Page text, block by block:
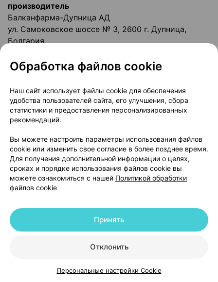
КаталогКорзинаИзбранноеПрофиль
производитель
Балканфарма-Дупница АД
ул. Самоковское шоссе № 3, 2600 г. Дупница,
Болгария.
случаях возникновения претензий следует
обращаться к представителю держателя
регистрационного удостоверения:
Представительство ООО «Actavis International
Limited» (Республика Мальта) в Республике
Беларусь
220030 Республика Беларусь, г. Минск, ул.
Свердлова, д. 2, 2-ой этаж, офисы 132, 135.
Тел.+375 17 388 68 17
Info.Belarus@tevapharm.com
Цены в аптекахМинск
Бенальгин, таблетки ×10
Балканфарма-дупница
без рецепта
Инструкция
Обработка файлов cookie
Наш сайт использует файлы cookie для обеспечения
удобства пользователей сайта, его улучшения, сбора
статистики и предоставления персонализированных
рекомендаций.
Вы можете настроить параметры использования файлов
cookie или изменить свое согласие в более позднее время.
Для получения дополнительной информации о целях,
сроках и порядке использования файлов cookie вы
можете ознакомиться с нашей Политикой обработки
файлов cookie
Отклонить
Принять
Персональные настройки Cookie